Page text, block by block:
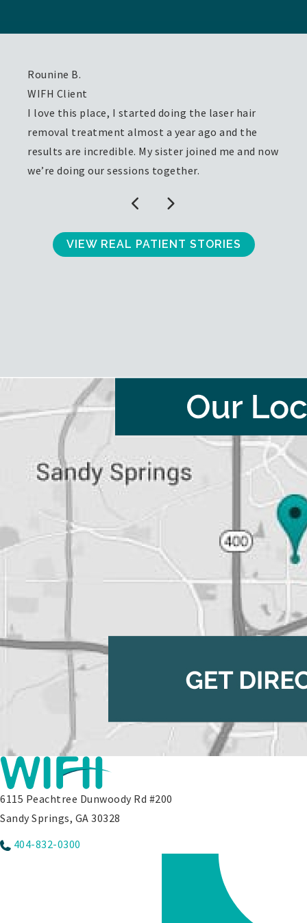
Rounine B.
WIFH Client
I love this place, I started doing the laser hair
removal treatment almost a year ago and the
results are incredible. My sister joined me and now
we’re doing our sessions together.
VIEW REAL PATIENT STORIES
6115 Peachtree Dunwoody Rd #200
Sandy Springs, GA 30328
404-832-0300